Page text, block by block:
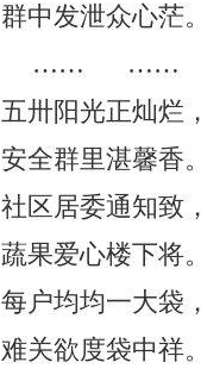
群中发泄众心茫。
…… ……
五卅阳光正灿烂，
安全群里湛馨香。
社区居委通知致，
蔬果爱心楼下将。
每户均均一大袋，
难关欲度袋中祥。